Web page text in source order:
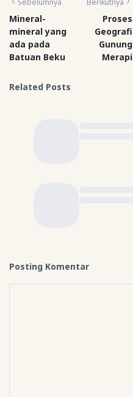
Mineral-
mineral yang
ada pada
Batuan Beku
Proses
Geografi
Gunung
Merapi
Related Posts
Posting Komentar